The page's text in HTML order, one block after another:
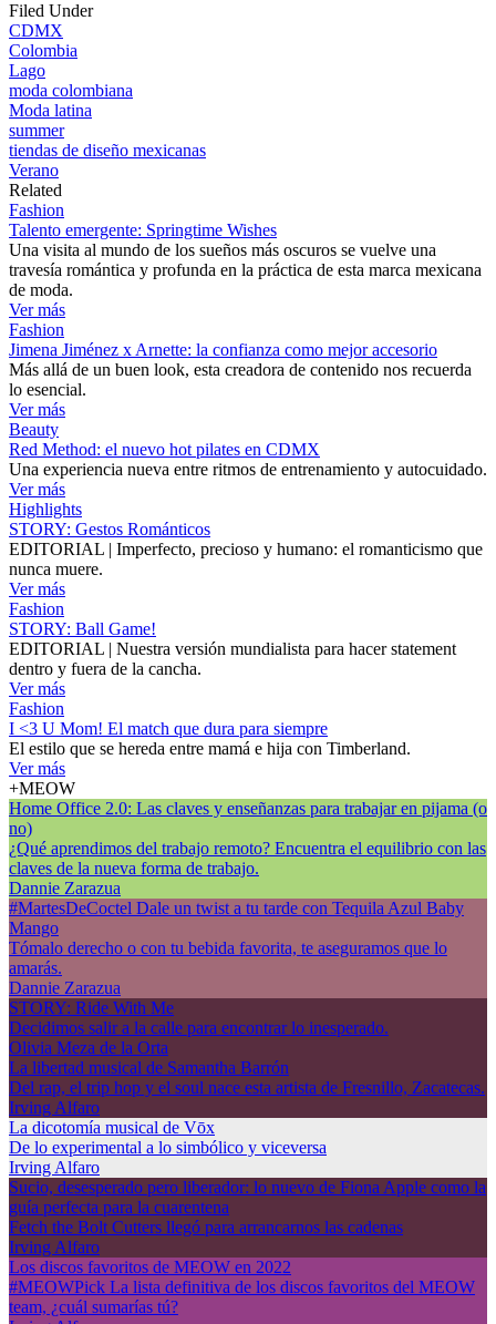
Filed Under
CDMX
Colombia
Lago
moda colombiana
Moda latina
summer
tiendas de diseño mexicanas
Verano
Related
Fashion
Talento emergente: Springtime Wishes
Una visita al mundo de los sueños más oscuros se vuelve una
travesía romántica y profunda en la práctica de esta marca mexicana
de moda.
Ver más
Fashion
Jimena Jiménez x Arnette: la confianza como mejor accesorio
Más allá de un buen look, esta creadora de contenido nos recuerda
lo esencial.
Ver más
Beauty
Red Method: el nuevo hot pilates en CDMX
Una experiencia nueva entre ritmos de entrenamiento y autocuidado.
Ver más
Highlights
STORY: Gestos Románticos
EDITORIAL | Imperfecto, precioso y humano: el romanticismo que
nunca muere.
Ver más
Fashion
STORY: Ball Game!
EDITORIAL | Nuestra versión mundialista para hacer statement
dentro y fuera de la cancha.
Ver más
Fashion
I <3 U Mom! El match que dura para siempre
El estilo que se hereda entre mamá e hija con Timberland.
Ver más
+MEOW
Home Office 2.0: Las claves y enseñanzas para trabajar en pijama (o
no)
¿Qué aprendimos del trabajo remoto? Encuentra el equilibrio con las
claves de la nueva forma de trabajo.
Dannie Zarazua
#MartesDeCoctel Dale un twist a tu tarde con Tequila Azul Baby
Mango
Tómalo derecho o con tu bebida favorita, te aseguramos que lo
amarás.
Dannie Zarazua
STORY: Ride With Me
Decidimos salir a la calle para encontrar lo inesperado.
Olivia Meza de la Orta
La libertad musical de Samantha Barrón
Del rap, el trip hop y el soul nace esta artista de Fresnillo, Zacatecas.
Irving Alfaro
La dicotomía musical de Vōx
De lo experimental a lo simbólico y viceversa
Irving Alfaro
Sucio, desesperado pero liberador: lo nuevo de Fiona Apple como la
guía perfecta para la cuarentena
Fetch the Bolt Cutters llegó para arrancarnos las cadenas
Irving Alfaro
Los discos favoritos de MEOW en 2022
#MEOWPick La lista definitiva de los discos favoritos del MEOW
team, ¿cuál sumarías tú?